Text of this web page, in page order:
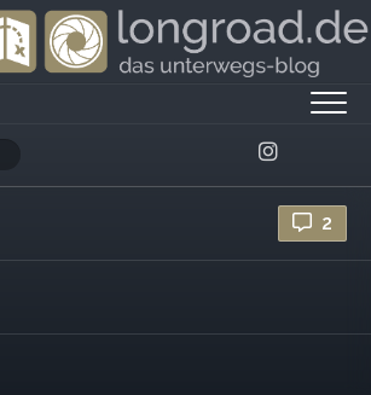
Ritten: Durch den Wald nach
2